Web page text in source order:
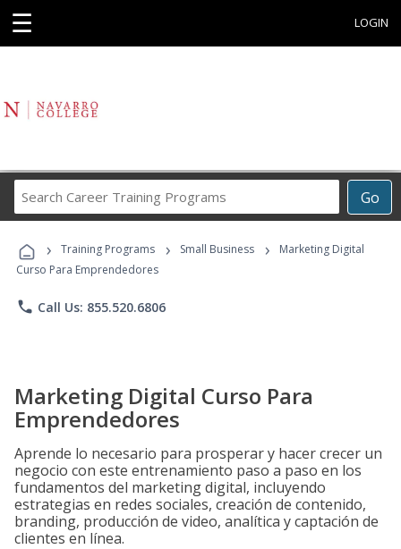
☰ LOGIN
Go
Career
Programs
› Training Programs › Small Business ›
Marketing Digital
Curso Para Emprendedores
phone Call Us: 855.520.6806
Marketing Digital Curso Para
Emprendedores
Aprende lo necesario para prosperar y hacer crecer un
negocio con este entrenamiento paso a paso en los
fundamentos del marketing digital, incluyendo
estrategias en redes sociales, creación de contenido,
branding, producción de video, analítica y captación de
clientes en línea.